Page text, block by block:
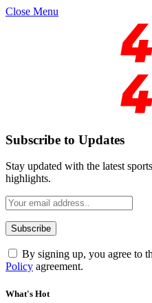
Close Menu
Subscribe to Updates
Stay updated with the latest
highlights.
By signing up, you agree to
Policy agreement.
What's Hot